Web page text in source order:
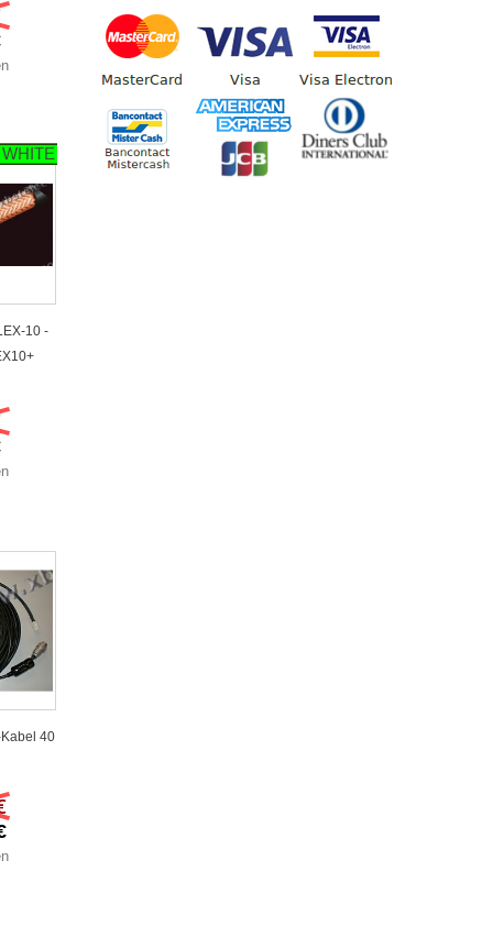
10 -
40